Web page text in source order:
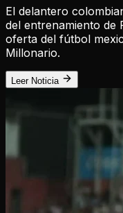
El delantero
del entrenamiento de
oferta del fútbol
Millonario.
Leer Noticia